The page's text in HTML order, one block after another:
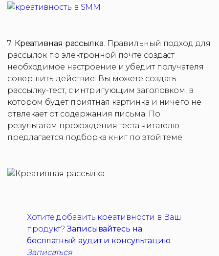
7. Креативная рассылка. Правильный подход для
рассылок по электронной почте создаст
необходимое настроение и убедит получателя
совершить действие. Вы можете создать
рассылку-тест, с интригующим заголовком, в
котором будет приятная картинка и ничего не
отвлекает от содержания письма. По
результатам прохождения теста читателю
предлагается подборка книг по этой теме.
Хотите добавить креативности в Ваш
продукт?Записывайтесь на
бесплатный аудит и консультацию
Записаться